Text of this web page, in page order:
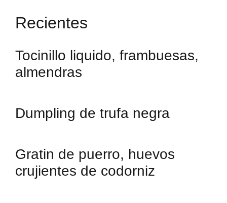
Recientes
Tocinillo liquido, frambuesas,
almendras
Dumpling de trufa negra
Gratin de puerro, huevos
crujientes de codorniz